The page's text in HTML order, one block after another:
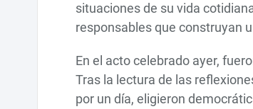
situaciones de su vida
responsables que construyan
En el acto celebrado ayer,
Tras la lectura de las
por un día, eligieron